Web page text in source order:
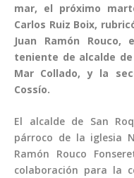
mar, el próximo
Carlos Ruiz Boix,
Juan Ramón
teniente de alcalde
Mar Collado, y la
Cossío.
El alcalde de San
párroco de la iglesia
Ramón Rouco
colaboración para la